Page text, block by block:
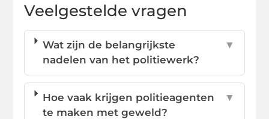
Veelgestelde vragen
Wat zijn de belangrijkste
nadelen van het politiewerk?
▼
Hoe vaak krijgen politieagenten
te maken met geweld?
▼